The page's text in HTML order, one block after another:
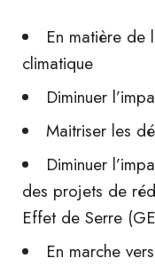
En matière de
climatique
Diminuer
Maitriser les
Diminuer
des projets de
Effet de Serre
En marche